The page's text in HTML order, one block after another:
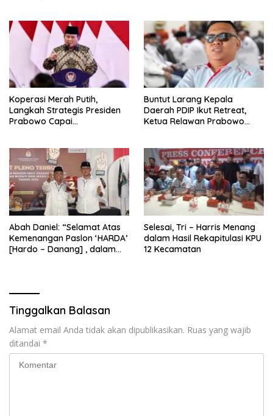
Koperasi Merah Putih,
Langkah Strategis Presiden
Prabowo Capai
Buntut Larang Kepala
Daerah PDIP Ikut Retreat,
Ketua Relawan Prabowo
Abah Daniel: “Selamat Atas
Kemenangan Paslon ‘HARDA’
[Hardo – Danang] , dalam
Selesai, Tri – Harris Menang
dalam Hasil Rekapitulasi KPU
12 Kecamatan
Tinggalkan Balasan
Alamat email Anda tidak akan dipublikasikan. Ruas yang wajib
ditandai *